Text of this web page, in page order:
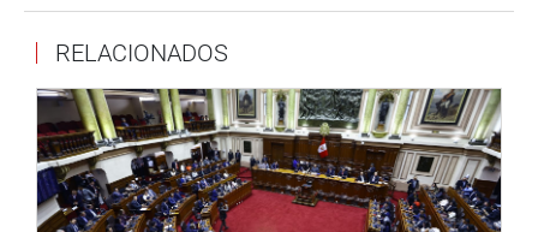
Cerro San Cristóbal.
También, verificó el deterioro en la infraestructura de la
comisaría y la falta de ambientes adecuados para una
correcta labor de las áreas de delitos y faltas, estadísticas
y personal.
RELACIONADOS